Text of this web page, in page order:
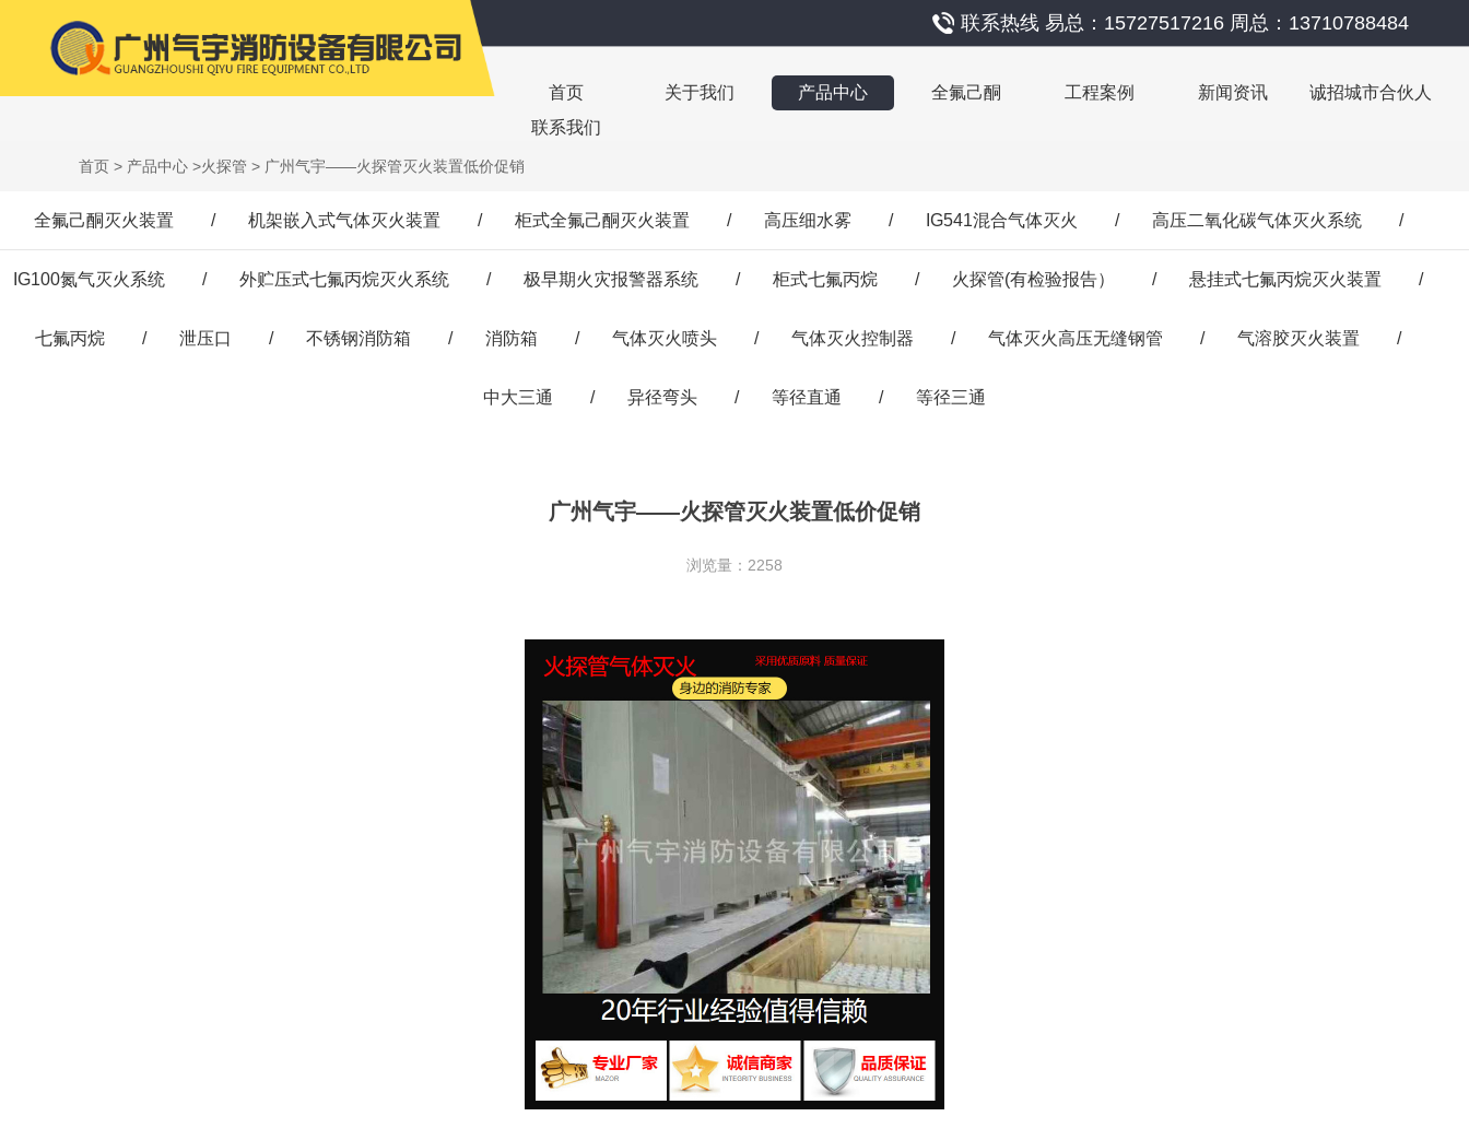
联系热线 易总：15727517216 周总：13710788484
首页 关于我们 产品中心 全氟己酮 工程案例 新闻资讯
诚招城市合伙人
联系我们
首页 > 产品中心 >火探管 > 广州气宇——火探管灭火装置低价促销
全氟己酮灭火装置 / 机架嵌入式气体灭火装置 / 柜式全氟己酮灭火装置 / 高压细水雾 / IG541混合气体灭火 / 高压二氧化碳气体灭火系统 /
IG100氮气灭火系统 / 外贮压式七氟丙烷灭火系统 / 极早期火灾报警器系统 / 柜式七氟丙烷 / 火探管(有检验报告） / 悬挂式七氟丙烷灭火装置 /
七氟丙烷 / 泄压口 / 不锈钢消防箱 / 消防箱 / 气体灭火喷头 / 气体灭火控制器 / 气体灭火高压无缝钢管 / 气溶胶灭火装置 /
中大三通 / 异径弯头 / 等径直通 / 等径三通
广州气宇——火探管灭火装置低价促销
浏览量：2258